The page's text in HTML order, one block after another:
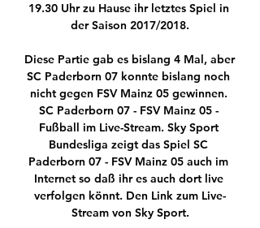
19.30 Uhr zu Hause ihr letztes Spiel in
der Saison 2017/2018.
Diese Partie gab es bislang 4 Mal, aber
SC Paderborn 07 konnte bislang noch
nicht gegen FSV Mainz 05 gewinnen.
SC Paderborn 07 - FSV Mainz 05 -
Fußball im Live-Stream. Sky Sport
Bundesliga zeigt das Spiel SC
Paderborn 07 - FSV Mainz 05 auch im
Internet so daß ihr es auch dort live
verfolgen könnt. Den Link zum Live-
Stream von Sky Sport.